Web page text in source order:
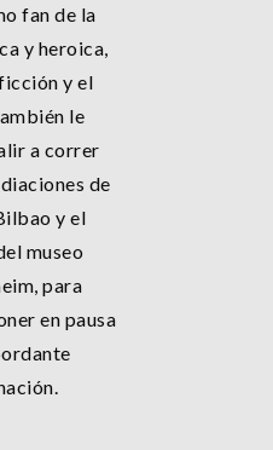
fan de la
y heroica,
y el
le
a correr
de
y el
museo
para
en pausa